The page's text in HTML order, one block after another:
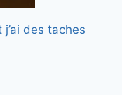
des taches